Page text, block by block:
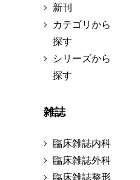
新刊
カテゴリから
探す
シリーズから
探す
雑誌
臨床雑誌内科
臨床雑誌外科
臨床雑誌整形